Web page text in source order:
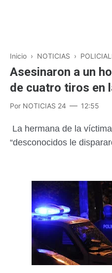
Inicio › NOTICIAS ›
Asesinaron a un
de cuatro tiros en
Por NOTICIAS 24 12:55
La hermana de la
“desconocidos le